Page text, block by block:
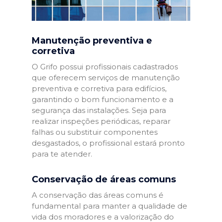
Manutenção preventiva e
corretiva
O Grifo possui profissionais cadastrados
que oferecem serviços de manutenção
preventiva e corretiva para edifícios,
garantindo o bom funcionamento e a
segurança das instalações. Seja para
realizar inspeções periódicas, reparar
falhas ou substituir componentes
desgastados, o profissional estará pronto
para te atender.
Conservação de áreas comuns
A conservação das áreas comuns é
fundamental para manter a qualidade de
vida dos moradores e a valorização do